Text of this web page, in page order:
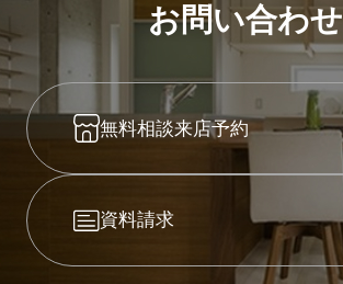
お問い合わせ
無料相談来店予約
資料請求